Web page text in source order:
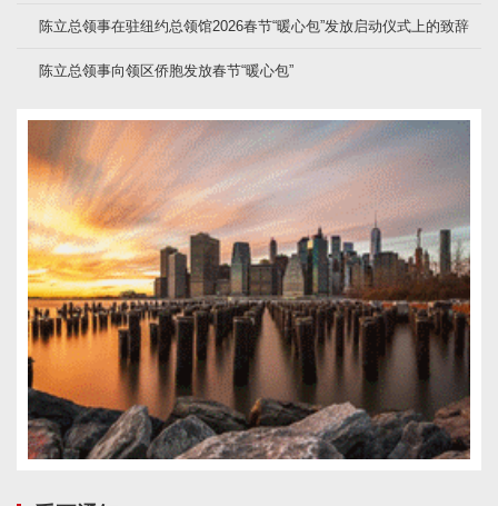
陈立总领事在驻纽约总领馆2026春节“暖心包”发放启动仪式上的致辞
陈立总领事向领区侨胞发放春节“暖心包”